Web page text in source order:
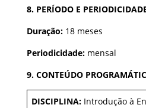
8. PERÍODO E
Duração: 18 meses
Periodicidade: mensal
9. CONTEÚDO
DISCIPLINA:Introdução à